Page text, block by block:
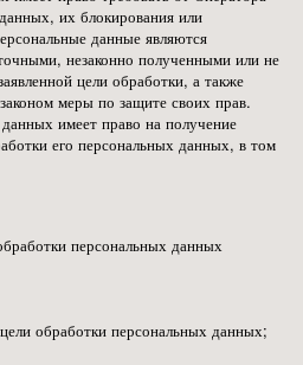
их блокирования или
данные являются
незаконно полученными или не
цели обработки, а также
меры по защите своих прав.
имеет право на получение
его персональных данных, в том
персональных данных
обработки персональных данных;